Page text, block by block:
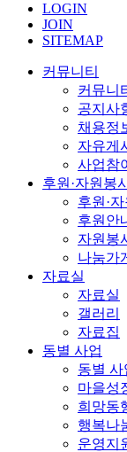
LOGIN
JOIN
SITEMAP
커뮤니티
커뮤니
공지사
채용정
자유게
사업참
후원·자원봉
후원·
후원안
자원봉
나눔가
자료실
자료실
갤러리
자료집
동별 사업
동별 사
마을성
희망동
행복나
운영지